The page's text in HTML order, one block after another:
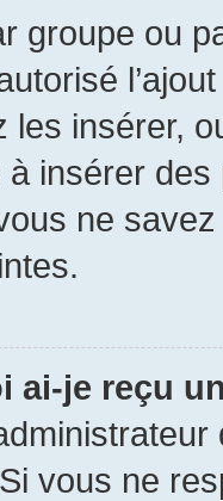
groupe ou
les insérer,
insérer des
ne
ai-je reçu
vous ne